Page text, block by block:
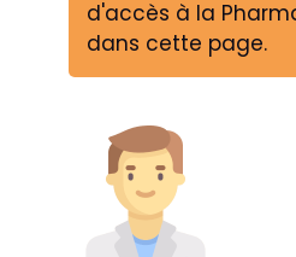
d'accès à la
dans cette page.